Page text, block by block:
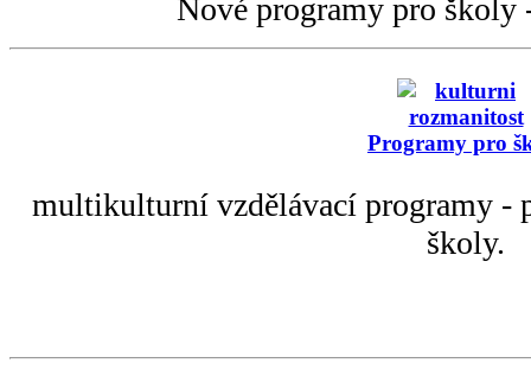
Nové programy pro
Programy pro
multikulturní vzdělávací programy -
školy.